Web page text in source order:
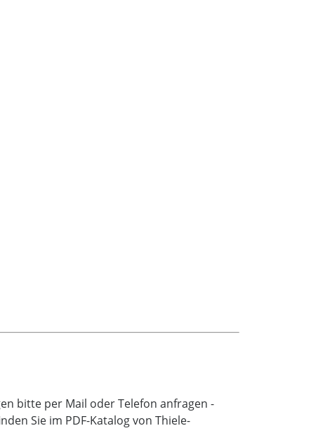
bitte per Mail oder Telefon anfragen -
Sie im PDF-Katalog von Thiele-